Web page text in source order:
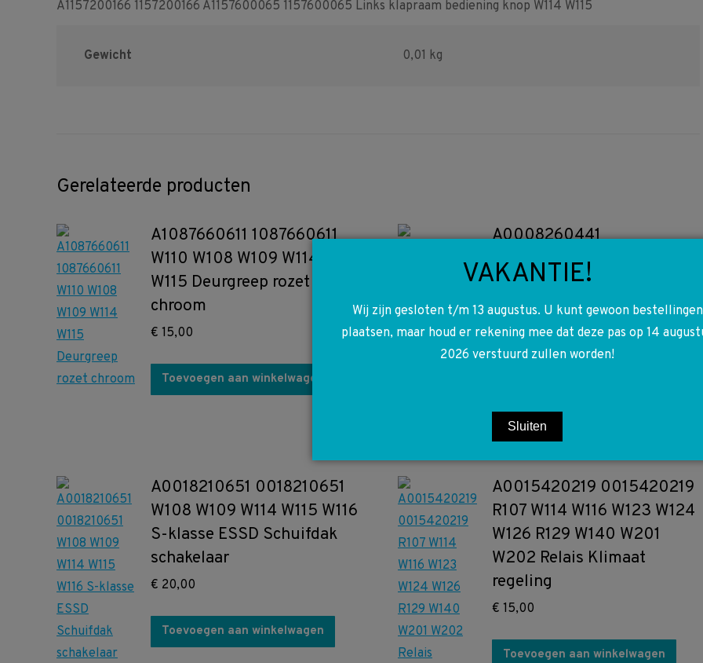
A1157200166 1157200166 A1157600065 1157600065 Links klapraam bediening knop W114 W115
Gewicht 0,01 kg
Gerelateerde producten
A1087660611 1087660611
W110 W108 W109 W114
W115 Deurgreep rozet
chroom
€ 15,00
Toevoegen aan winkelwagen
A0008260441
0008260441 W100 W108
W109 W111 W113 W114 W115
Zijreflector geel zonder
stekker rechts voor
€50,00
A0018210651 0018210651
W108 W109 W114 W115 W116
S-klasse ESSD Schuifdak
schakelaar
€ 20,00
Toevoegen aan winkelwagen
A0015420219 0015420219
R107 W114 W116 W123 W124
W126 R129 W140 W201
W202 Relais Klimaat
regeling
€ 15,00
Toevoegen aan winkelwagen
VAKANTIE!
Wij zijn gesloten t/m 13 augustus. U kunt gewoon bestellingen
plaatsen, maar houd er rekening mee dat deze pas op 14
2026 verstuurd zullen worden!
Sluiten